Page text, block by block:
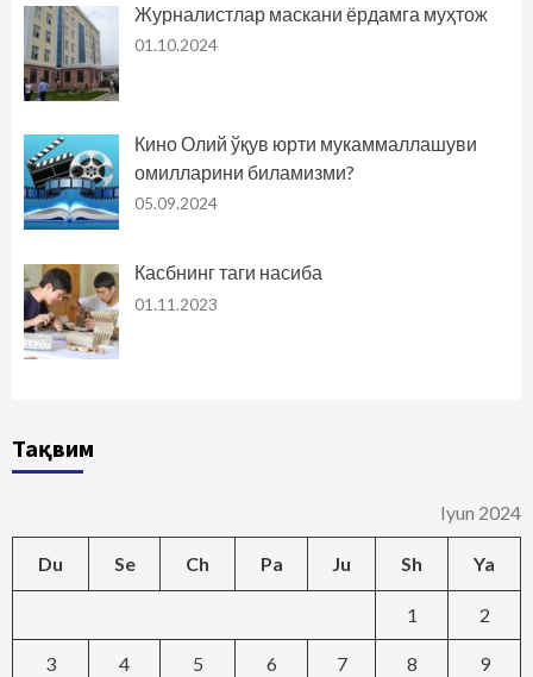
Журналистлар маскани ёрдамга муҳтож
01.10.2024
Кино Олий ўқув юрти мукаммаллашуви
омилларини биламизми?
05.09.2024
Касбнинг таги насиба
01.11.2023
Тақвим
Iyun 2024
Du Se Ch Pa Ju Sh Ya
1 2
3 4 5 6 7 8 9